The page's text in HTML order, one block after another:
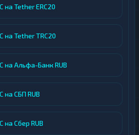
на Tether ERC20
на Tether TRC20
на Альфа-Банк RUB
на СБП RUB
на Сбер RUB